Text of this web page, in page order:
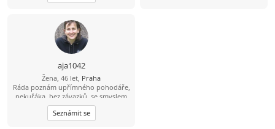
aja1042
Žena, 46 let, Praha
Ráda poznám upřímného pohodáře,
nekuřáka, bez závazků, se smyslem
pro humor, který by se mnou sdílel
podobné zájmy. Mám ráda přírodu,
procházky, výlety.
Seznámit se